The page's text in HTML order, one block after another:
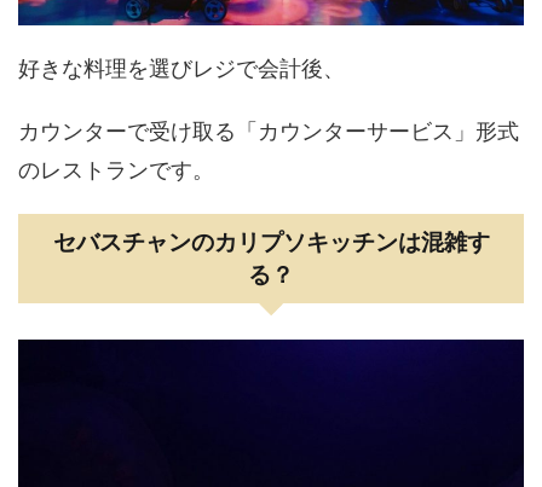
好きな料理を選びレジで会計後、
カウンターで受け取る「カウンターサービス」形式
のレストランです。
セバスチャンのカリプソキッチンは混雑す
る？